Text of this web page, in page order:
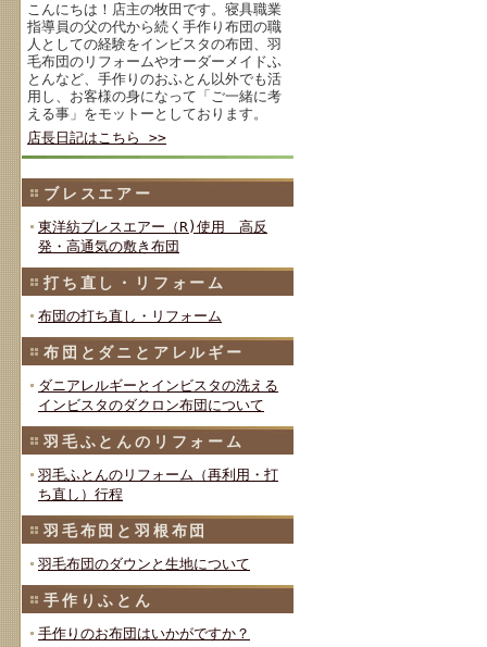
こんにちは！店主の牧田です。寝具職業
指導員の父の代から続く手作り布団の職
人としての経験をインビスタの布団、羽
毛布団のリフォームやオーダーメイドふ
とんなど、手作りのおふとん以外でも活
用し、お客様の身になって「ご一緒に考
える事」をモットーとしております。
店長日記はこちら >>
ブレスエアー
東洋紡ブレスエアー（R)使用 高反
発・高通気の敷き布団
打ち直し・リフォーム
布団の打ち直し・リフォーム
布団とダニとアレルギー
ダニアレルギーとインビスタの洗える
インビスタのダクロン布団について
羽毛ふとんのリフォーム
羽毛ふとんのリフォーム（再利用・打
ち直し）行程
羽毛布団と羽根布団
羽毛布団のダウンと生地について
手作りふとん
手作りのお布団はいかがですか？